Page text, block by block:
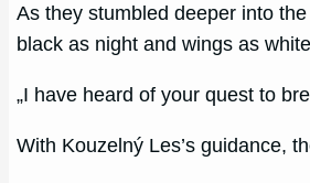
As they stumbled deeper into
black as night and wings as
„I have heard of your quest to
With Kouzelný Les’s guidance,